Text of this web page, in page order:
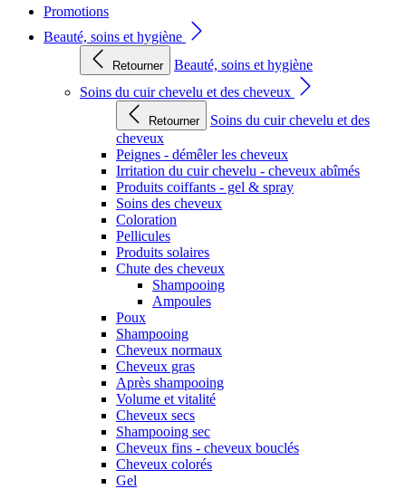
Promotions
Beauté, soins et hygiène
Retourner
Beauté, soins et hygiène
Soins du cuir chevelu et des cheveux
Retourner
Soins du cuir chevelu et des
cheveux
Peignes - démêler les cheveux
Irritation du cuir chevelu - cheveux abîmés
Produits coiffants - gel & spray
Soins des cheveux
Coloration
Pellicules
Produits solaires
Chute des cheveux
Shampooing
Ampoules
Poux
Shampooing
Cheveux normaux
Cheveux gras
Après shampooing
Volume et vitalité
Cheveux secs
Shampooing sec
Cheveux fins - cheveux bouclés
Cheveux colorés
Gel